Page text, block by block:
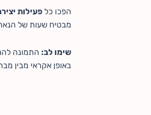
הפכו כל פעילות
מבטיח שעות של
שימו לב: התמונה
באופן אקראי מבין